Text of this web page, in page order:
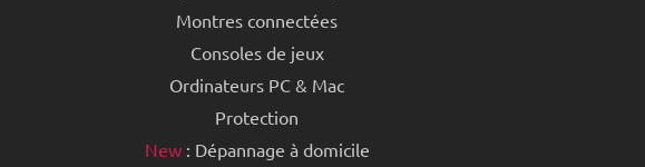
Montres connectées
Consoles de jeux
Ordinateurs PC & Mac
Protection
New: Dépannage à domicile